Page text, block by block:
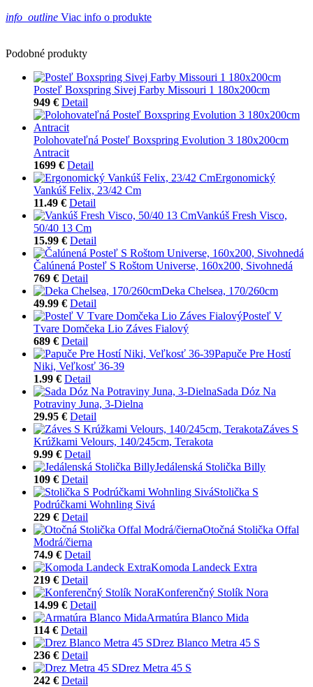
info_outline Viac info o produkte
Podobné produkty
Posteľ Boxspring Sivej Farby Missouri 1 180x200cm
949 € Detail
Polohovateľná Posteľ Boxspring Evolution 3 180x200cm
Antracit
1699 € Detail
Ergonomický
Vankúš Felix, 23/42 Cm
11.49 € Detail
Vankúš Fresh Visco,
50/40 13 Cm
15.99 € Detail
Čalúnená Posteľ S Roštom Universe, 160x200, Sivohnedá
769 € Detail
Deka Chelsea, 170/260cm
49.99 € Detail
Posteľ V
Tvare Domčeka Lio Záves Fialový
689 € Detail
Papuče Pre Hostí
Niki, Veľkosť 36-39
1.99 € Detail
Sada Dóz Na
Potraviny Juna, 3-Dielna
29.95 € Detail
Záves S
Krúžkami Velours, 140/245cm, Terakota
9.99 € Detail
Jedálenská Stolička Billy
109 € Detail
Stolička S
Podrúčkami Wohnling Sivá
229 € Detail
Otočná Stolička Offal
Modrá/čierna
74.9 € Detail
Komoda Landeck Extra
219 € Detail
Konferenčný Stolík Nora
14.99 € Detail
Armatúra Blanco Mida
114 € Detail
Drez Blanco Metra 45 S
236 € Detail
Drez Metra 45 S
242 € Detail